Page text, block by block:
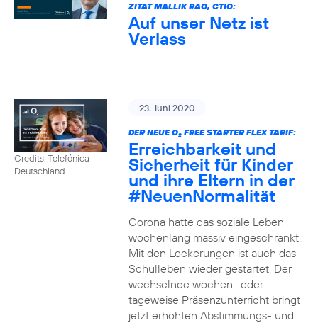
ZITAT MALLIK RAO, CTIO:
Auf unser Netz ist
Verlass
Credits: Telefónica
Deutschland
23. Juni 2020
DER NEUE O2FREE STARTER FLEX TARIF:
Erreichbarkeit und
Sicherheit für Kinder
und ihre Eltern in der
#NeuenNormalität
Corona hatte das soziale Leben
wochenlang massiv eingeschränkt.
Mit den Lockerungen ist auch das
Schulleben wieder gestartet. Der
wechselnde wochen- oder
tageweise Präsenzunterricht bringt
jetzt erhöhten Abstimmungs- und